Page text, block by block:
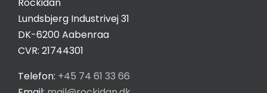
Lundsbjerg Industrivej 31
DK-6200 Aabenraa
CVR: 21744301
Telefon: +45 74 61 33 66
Salgs- og leveringsbetingelser
Privatlivspolitik